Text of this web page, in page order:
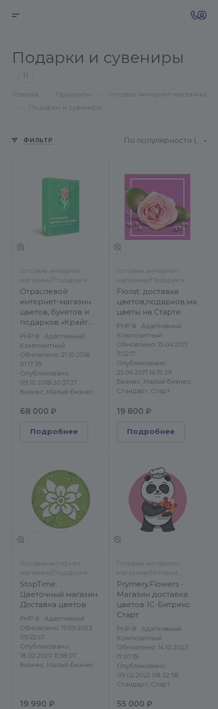
Подарки и сувениры
11
Главная Продукты Готовые интернет-магазины
Подарки и сувениры
ФИЛЬТР По популярности (возрастание)
Готовые интернет-
магазины/Подарки и
сувениры/Другое
Отраслевой
интернет-магазин
цветов, букетов и
подарков «Крайт:
Flowers»
PHP 8
Адаптивный
Композитный
Обновлено: 21.10.2018
01:17:39
Опубликовано:
09.10.2018 20:57:27
Бизнес, Малый бизнес
68 000 ₽
Подробнее
Готовые интернет-
магазины/Подарки и
сувениры
Florist: доставка
цветов,подарков,магазин
цветы на Старте
PHP 8
Адаптивный
Композитный
Обновлено: 15.04.2017
11:52:17
Опубликовано:
25.04.2017 14:19:39
Бизнес, Малый бизнес,
Стандарт, Старт
19 800 ₽
Подробнее
Готовые интернет-
магазины/Подарки и
сувениры
StopTime:
Цветочный магазин.
Доставка цветов
PHP 8
Адаптивный
Обновлено: 17.09.2023
09:22:01
Опубликовано:
18.02.2020 11:58:07
Бизнес, Малый бизнес
19 990 ₽
Готовые интернет-
магазины/Готовые
сайты/Подарки и
сувениры/Каталог
товаров, услуг
Prymery.Flowers -
Магазин доставка
цветов 1С-Битрикс
Старт
PHP 8
Адаптивный
Композитный
Обновлено: 14.10.2023
17:07:19
Опубликовано:
09.02.2022 08:32:58
Стандарт, Старт
55 000 ₽